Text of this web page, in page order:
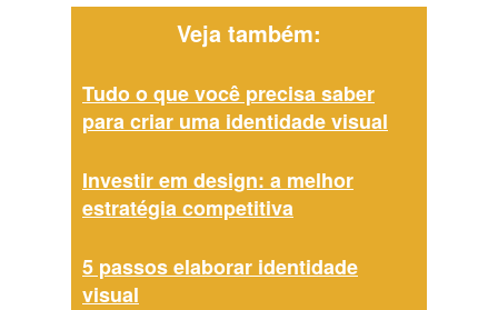
Veja também:
Tudo o que você precisa saber
para criar uma identidade visual
Investir em design: a melhor
estratégia competitiva
5 passos elaborar identidade
visual